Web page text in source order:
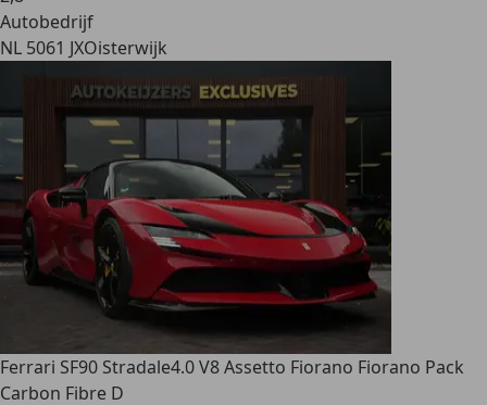
Autobedrijf
NL 5061 JXOisterwijk
Ferrari SF90 Stradale4.0 V8 Assetto Fiorano Fiorano Pack
Carbon Fibre D